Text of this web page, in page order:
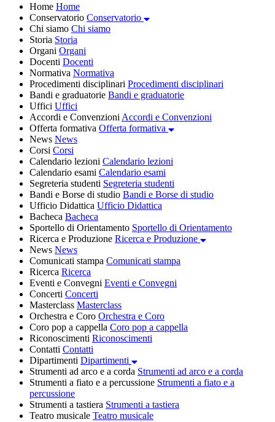
Home Home
Conservatorio Conservatorio
Chi siamo Chi siamo
Storia Storia
Organi Organi
Docenti Docenti
Normativa Normativa
Procedimenti disciplinari Procedimenti disciplinari
Bandi e graduatorie Bandi e graduatorie
Uffici Uffici
Accordi e Convenzioni Accordi e Convenzioni
Offerta formativa Offerta formativa
News News
Corsi Corsi
Calendario lezioni Calendario lezioni
Calendario esami Calendario esami
Segreteria studenti Segreteria studenti
Bandi e Borse di studio Bandi e Borse di studio
Ufficio Didattica Ufficio Didattica
Bacheca Bacheca
Sportello di Orientamento Sportello di Orientamento
Ricerca e Produzione Ricerca e Produzione
News News
Comunicati stampa Comunicati stampa
Ricerca Ricerca
Eventi e Convegni Eventi e Convegni
Concerti Concerti
Masterclass Masterclass
Orchestra e Coro Orchestra e Coro
Coro pop a cappella Coro pop a cappella
Riconoscimenti Riconoscimenti
Contatti Contatti
Dipartimenti Dipartimenti
Strumenti ad arco e a corda Strumenti ad arco e a corda
Strumenti a fiato e a percussione Strumenti a fiato e a
percussione
Strumenti a tastiera Strumenti a tastiera
Teatro musicale Teatro musicale